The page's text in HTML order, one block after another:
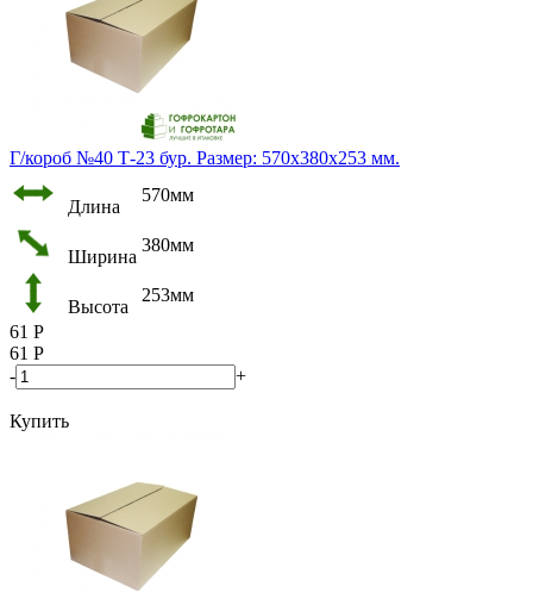
Г/короб №40 Т-23 бур. Размер: 570х380х253 мм.
Длина
570мм
Ширина
380мм
Высота
253мм
61 Р
61 Р
-
+
Купить